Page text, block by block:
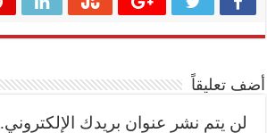
أضف تعليقاً
لن يتم نشر عنوان بريدك الإلكتروني.